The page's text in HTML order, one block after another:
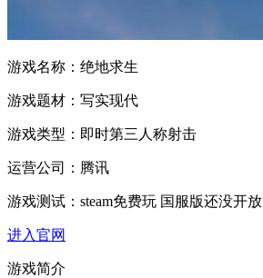
游戏名称： 绝地求生
游戏题材： 写实现代
游戏类型： 即时第三人称射击
运营公司： 腾讯
游戏测试： steam免费玩 国服版还没开放
进入官网
游戏简介